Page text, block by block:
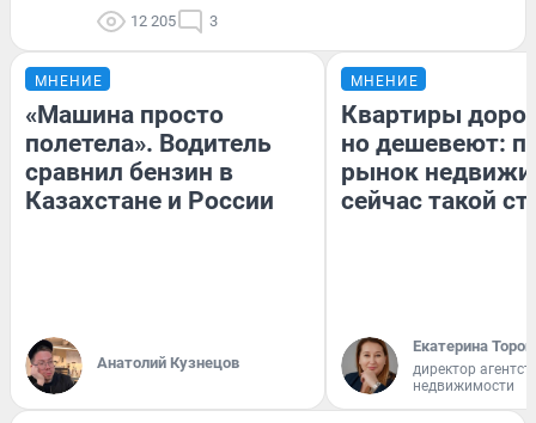
12 205 3
МНЕНИЕ
«Машина просто
полетела». Водитель
сравнил бензин в
Казахстане и России
Анатолий Кузнецов
МНЕНИЕ
Квартиры
но дешевеют:
рынок
сейчас такой
Екатерина
директор
недвижимости